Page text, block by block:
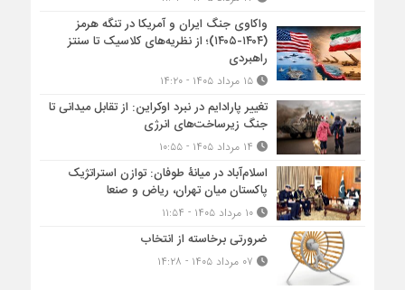
واکاوی جنگ ایران و آمریکا در تنگه هرمز
(۱۴۰۴-۱۴۰۵)؛ از نظریه‌های کلاسیک تا سنتز
راهبردی
۱۵ مرداد ۱۴۰۵ - ۱۴:۲۰
تغییر پارادایم در نبرد اوکراین: از تقابل میدانی تا
جنگ زیرساخت‌های انرژی
اسلام‌آباد در میانۀ طوفان: توازن استراتژیک
پاکستان میان تهران، ریاض و صنعا
۱۰ مرداد ۱۴۰۵ - ۱۱:۵۴
ضرورتی برخاسته از انتخاب